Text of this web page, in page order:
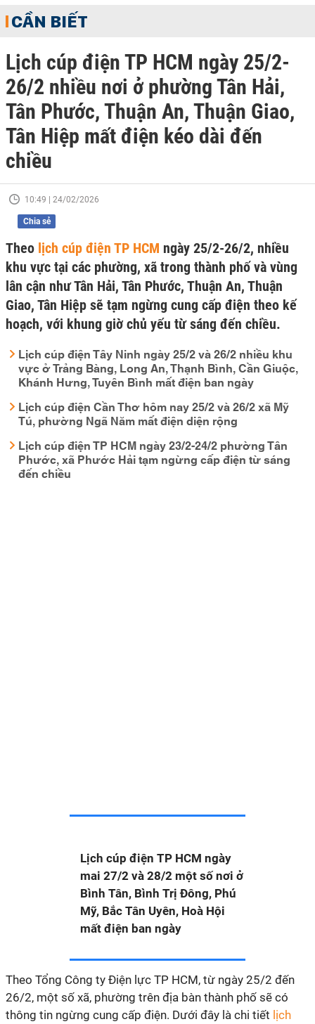
CẦN BIẾT
Lịch cúp điện TP HCM ngày 25/2-
26/2 nhiều nơi ở phường Tân Hải,
Tân Phước, Thuận An, Thuận Giao,
Tân Hiệp mất điện kéo dài đến
chiều
10:49 | 24/02/2026
Chia sẻ
Theo lịch cúp điện TP HCM ngày 25/2-26/2, nhiều
khu vực tại các phường, xã trong thành phố và vùng
lân cận như Tân Hải, Tân Phước, Thuận An, Thuận
Giao, Tân Hiệp sẽ tạm ngừng cung cấp điện theo kế
hoạch, với khung giờ chủ yếu từ sáng đến chiều.
Lịch cúp điện Tây Ninh ngày 25/2 và 26/2 nhiều khu
vực ở Trảng Bàng, Long An, Thạnh Bình, Cần Giuộc,
Khánh Hưng, Tuyên Bình mất điện ban ngày
Lịch cúp điện Cần Thơ hôm nay 25/2 và 26/2 xã Mỹ
Tú, phường Ngã Năm mất điện diện rộng
Lịch cúp điện TP HCM ngày 23/2-24/2 phường Tân
Phước, xã Phước Hải tạm ngừng cấp điện từ sáng
đến chiều
Lịch cúp điện TP HCM ngày
mai 27/2 và 28/2 một số nơi ở
Bình Tân, Bình Trị Đông, Phú
Mỹ, Bắc Tân Uyên, Hoà Hội
mất điện ban ngày
Theo Tổng Công ty Điện lực TP HCM, từ ngày 25/2 đến
26/2, một số xã, phường trên địa bàn thành phố sẽ có
thông tin ngừng cung cấp điện. Dưới đây là chi tiết lịch